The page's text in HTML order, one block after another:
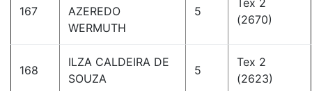
167
AZEREDO
WERMUTH
5
Tex 2
(2670)
168
ILZA CALDEIRA DE
SOUZA
5
Tex 2
(2623)